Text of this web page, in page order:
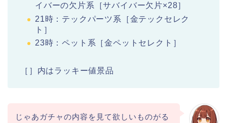
イバーの欠片系［サバイバー欠片×28］
21時：テックパーツ系［金テックセレク
ト］
23時：ペット系［金ペットセレクト］
［］内はラッキー値景品
じゃあガチャの内容を見て欲しいものがる